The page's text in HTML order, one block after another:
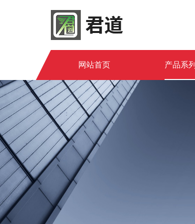
网站首页 产品系列